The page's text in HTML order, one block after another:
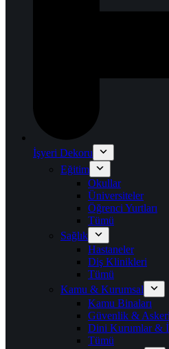
İşyeri Dekoru
Eğitim
Okullar
Üniversiteler
Öğrenci Yurtları
Tümü
Sağlık
Hastaneler
Diş Klinikleri
Tümü
Kamu & Kurumsal
Kamu Binaları
Güvenlik &
Dini Kurumlar &
Tümü